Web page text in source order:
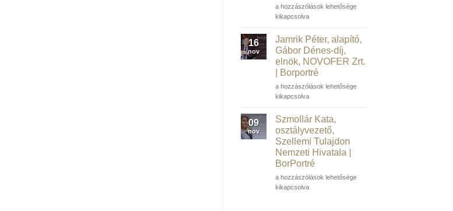
a
Műegyetem
rektora
Borportré
bejegyzéshez
Radák
Bence,
és
társalapító,
Salarify
|
Borportré
bejegyzéshez
a hozzászólások lehetősége
kikapcsolva
16
nov
Jamrik Péter, alapító,
Gábor Dénes-díj,
elnök, NOVOFER Zrt.
| Borportré
Jamrik
Péter,
Gábor
Dénes-
díj,
elnök,
NOVOFER
Zrt.
|
Borportré
a hozzászólások lehetősége
kikapcsolva
09
nov
Szmollár Kata,
osztályvezető,
Szellemi Tulajdon
Nemzeti Hivatala |
BorPortré
Szmollár
Kata,
a hozzászólások lehetősége
kikapcsolva